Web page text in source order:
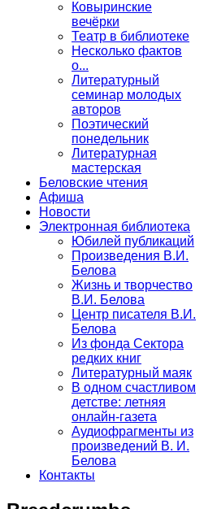
Ковыринские
вечёрки
Театр в библиотеке
Несколько фактов
о...
Литературный
семинар молодых
авторов
Поэтический
понедельник
Литературная
мастерская
Беловские чтения
Афиша
Новости
Электронная библиотека
Юбилей публикаций
Произведения В.И.
Белова
Жизнь и творчество
В.И. Белова
Центр писателя В.И.
Белова
Из фонда Сектора
редких книг
Литературный маяк
В одном счастливом
детстве: летняя
онлайн-газета
Аудиофрагменты из
произведений В. И.
Белова
Контакты